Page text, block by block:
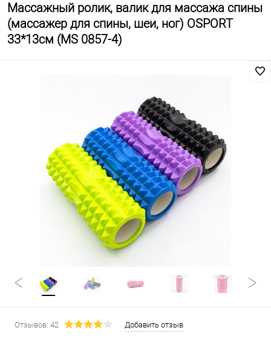
Массажный ролик, валик для массажа спины
(массажер для спины, шеи, ног) OSPORT
33*13см (MS 0857-4)
Отзывов: 42 Добавить отзыв